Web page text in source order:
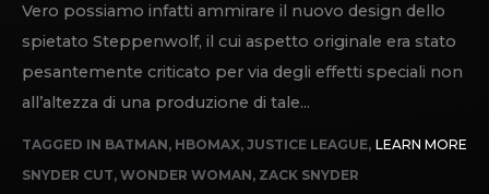
Vero possiamo infatti ammirare il nuovo design dello
spietato Steppenwolf, il cui aspetto originale era stato
pesantemente criticato per via degli effetti speciali non
all’altezza di una produzione di tale...
TAGGED IN BATMAN, HBOMAX, JUSTICE LEAGUE,
SNYDER CUT, WONDER WOMAN, ZACK SNYDER
LEARN MORE